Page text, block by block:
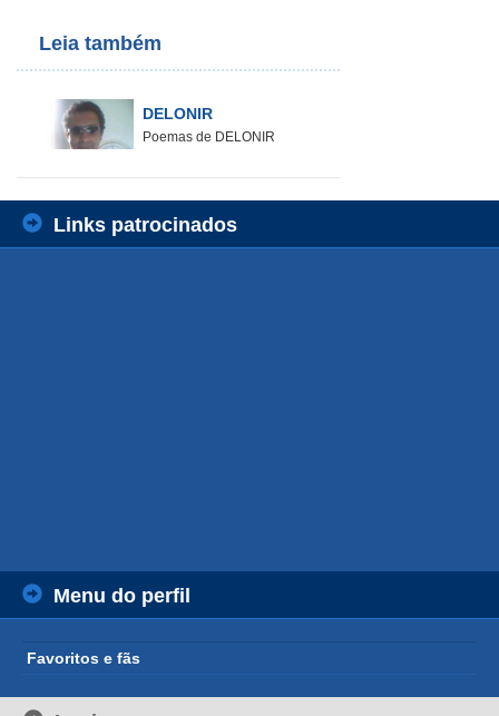
Leia também
DELONIR
Poemas de DELONIR
Links patrocinados
Menu do perfil
Favoritos e fãs